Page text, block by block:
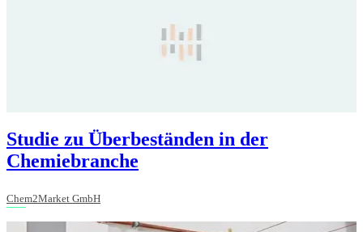
Studie zu Überbeständen in der
Chemiebranche
Chem2Market GmbH